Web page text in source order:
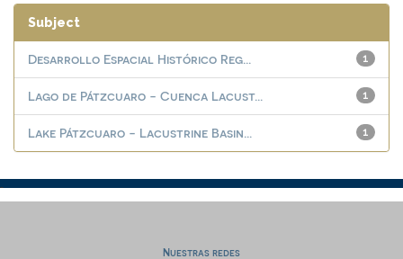
Subject
1
Desarrollo Espacial Histórico Reg...
1
Lago de Pátzcuaro - Cuenca Lacust...
1
Lake Pátzcuaro - Lacustrine Basin...
Nuestras redes